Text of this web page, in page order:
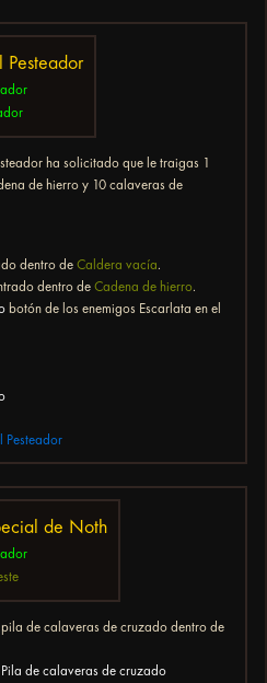
Pesteador
ha solicitado que le traigas 1
de hierro y 10 calaveras de
dentro de Caldera vacía.
dentro de Cadena de hierro.
botón de los enemigos Escarlata en el
Pesteador
de Noth
de calaveras de cruzado dentro de
Pila de calaveras de cruzado